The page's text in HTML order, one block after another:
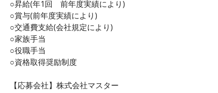
○昇給(年1回 前年度実績により)
○賞与(前年度実績により)
○交通費支給(会社規定により)
○家族手当
○役職手当
○資格取得奨励制度
【応募会社】株式会社マスター